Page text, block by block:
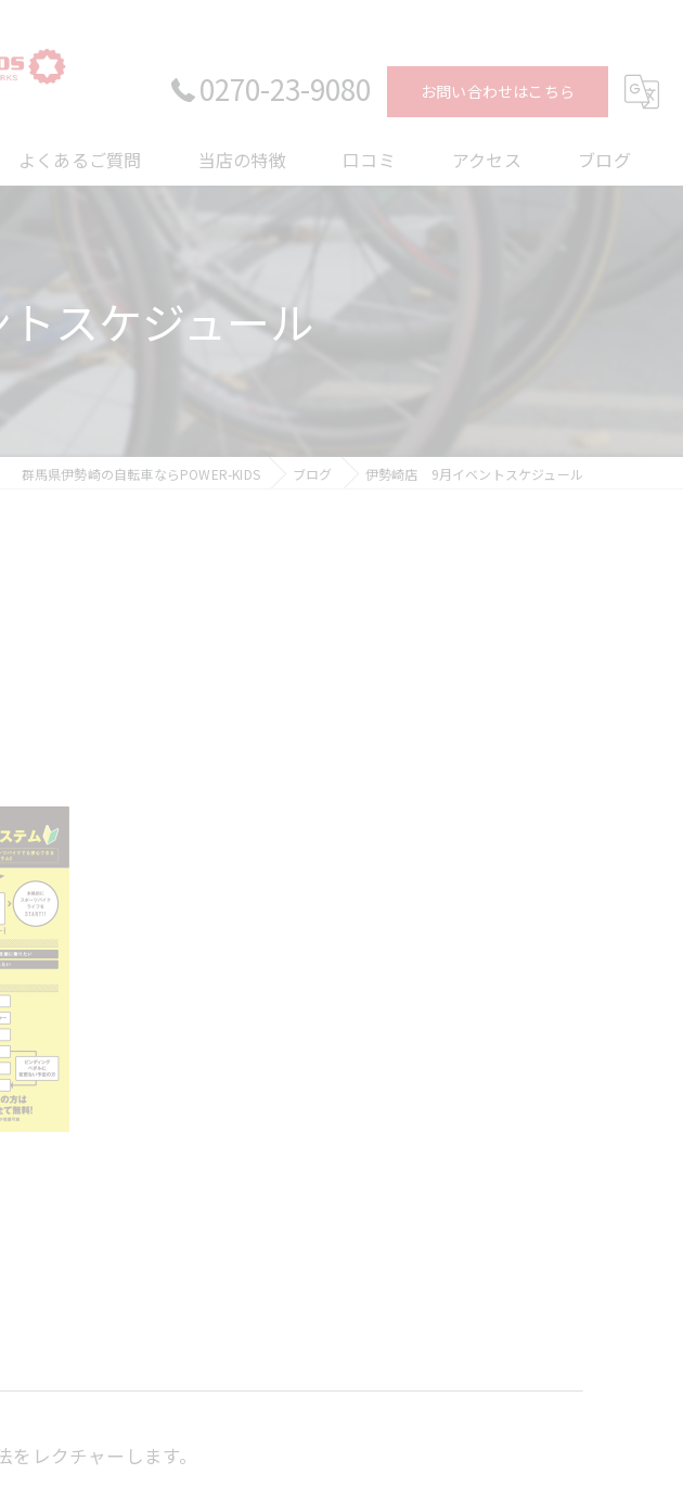
0270-23-9080 お問い合わせはこちら
よくあるご質問 当店の特徴
フィッティング
口コミ アクセス ブログ
スケジュール
群馬県伊勢崎の自転車ならPOWER-KIDS ブログ 伊勢崎店 9月イベントスケジュール
レクチャーします。